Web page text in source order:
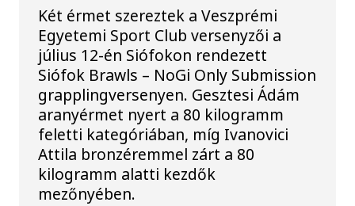
Két érmet szereztek a Veszprémi
Egyetemi Sport Club versenyzői a
július 12-én Siófokon rendezett
Siófok Brawls – NoGi Only Submission
grapplingversenyen. Gesztesi Ádám
aranyérmet nyert a 80 kilogramm
feletti kategóriában, míg Ivanovici
Attila bronzéremmel zárt a 80
kilogramm alatti kezdők
mezőnyében.